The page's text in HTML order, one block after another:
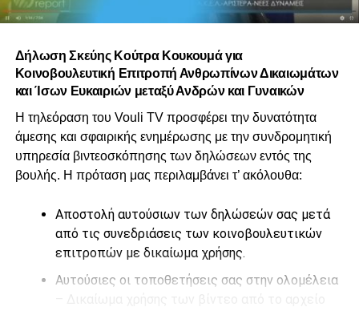
Δήλωση Σκεύης Κούτρα Κουκουμά για
Κοινοβουλευτική Επιτροπή Ανθρωπίνων Δικαιωμάτων
και Ίσων Ευκαιριών μεταξύ Ανδρών και Γυναικών
Η τηλεόραση του Vouli TV προσφέρει την δυνατότητα
άμεσης και σφαιρικής ενημέρωσης με την συνδρομητική
υπηρεσία βιντεοσκόπησης των δηλώσεων εντός της
βουλής. Η πρόταση μας περιλαμβάνει τ’ ακόλουθα:
Αποστολή αυτούσιων των δηλώσεών σας μετά
από τις συνεδριάσεις των κοινοβουλευτικών
επιτροπών με δικαίωμα χρήσης.
Αυτούσιες οι τοποθετήσεις σας στην ολομέλεια